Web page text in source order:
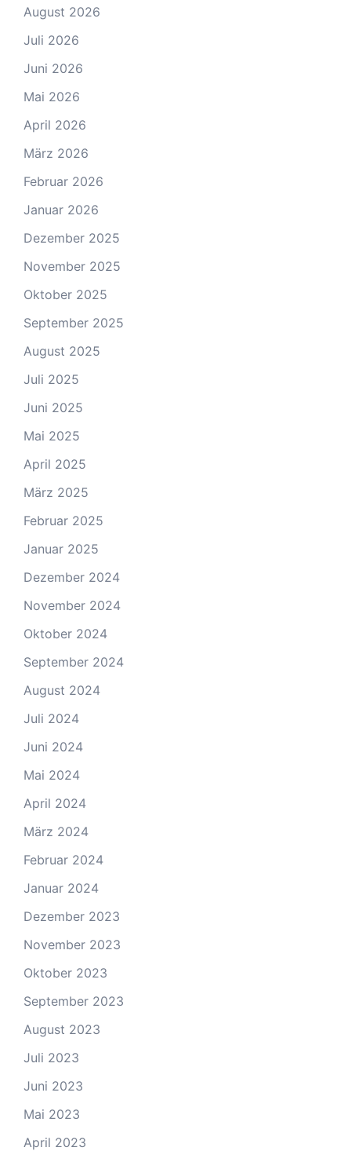
August 2026
Juli 2026
Juni 2026
Mai 2026
April 2026
März 2026
Februar 2026
Januar 2026
Dezember 2025
November 2025
Oktober 2025
September 2025
August 2025
Juli 2025
Juni 2025
Mai 2025
April 2025
März 2025
Februar 2025
Januar 2025
Dezember 2024
November 2024
Oktober 2024
September 2024
August 2024
Juli 2024
Juni 2024
Mai 2024
April 2024
März 2024
Februar 2024
Januar 2024
Dezember 2023
November 2023
Oktober 2023
September 2023
August 2023
Juli 2023
Juni 2023
Mai 2023
April 2023